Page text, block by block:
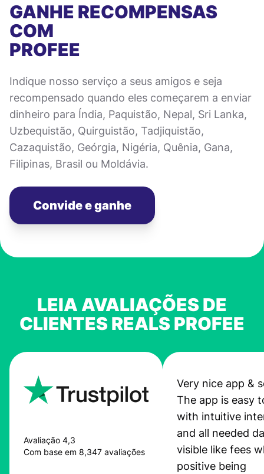
GANHE RECOMPENSAS
COM
PROFEE
Indique nosso serviço a seus amigos e seja
recompensado quando eles começarem a enviar
dinheiro para Índia, Paquistão, Nepal, Sri Lanka,
Uzbequistão, Quirguistão, Tadjiquistão,
Cazaquistão, Geórgia, Nigéria, Quênia, Gana,
Filipinas, Brasil ou Moldávia.
Convide e ganhe
LEIA AVALIAÇÕES DE
CLIENTES REALS PROFEE
Avaliação 4,3
Com base em 8,347 avaliações
Very nice app &
The app is easy
with intuitive
and all needed
visible like fees
positive being